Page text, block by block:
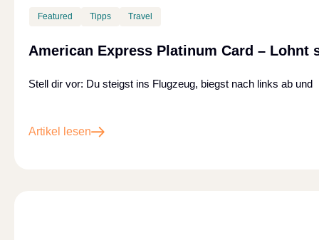
Featured Tipps Travel
American Express Platinum Card – Lohnt
Stell dir vor: Du steigst ins Flugzeug, biegst nach links ab und
Artikel lesen